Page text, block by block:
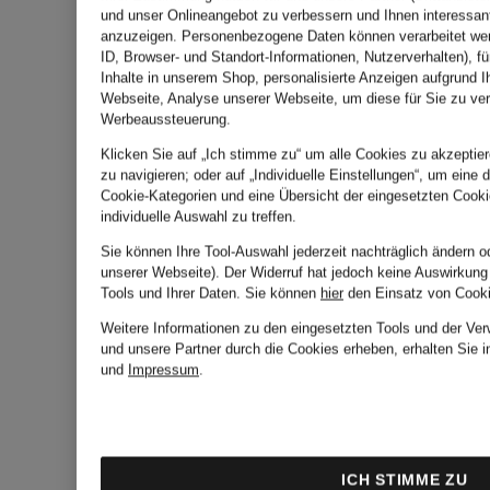
und unser Onlineangebot zu verbessern und Ihnen
anzuzeigen. Personenbezogene Daten können verarbeitet
ID, Browser- und Standort-Informationen, Nutzerverhalten),
Inhalte in unserem Shop, personalisierte Anzeigen aufgrund
Webseite, Analyse unserer Webseite, um diese für Sie zu
Werbeaussteuerung.
Klicken Sie auf „Ich stimme zu“ um alle Cookies zu
zu navigieren; oder auf „Individuelle Einstellungen“, um eine
Cookie-Kategorien und eine Übersicht der eingesetzten
individuelle Auswahl zu treffen.
Sie können Ihre Tool-Auswahl jederzeit nachträglich ändern
unserer Webseite). Der Widerruf hat jedoch keine
Tools und Ihrer Daten. Sie können hier den Einsatz von
Weitere Informationen zu den eingesetzten Tools und der
und unsere Partner durch die Cookies erheben, erhalten Sie
und Impressum.
ICH STIMME ZU